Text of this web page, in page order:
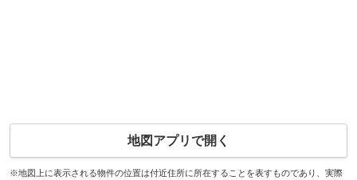
地図アプリで開く
※地図上に表示される物件の位置は付近住所に所在することを表すものであり、実際